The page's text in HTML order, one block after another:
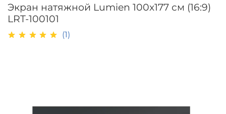
Экран натяжной Lumien 100x177 см (16:9)
LRT-100101
(1)